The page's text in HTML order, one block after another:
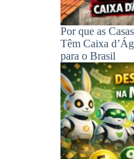
Por que as
Têm Caixa
para o Brasil